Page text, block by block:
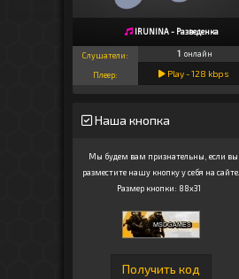
IRUNINA - Разведенка
Слушатели: 1 онлайн
Плеер: Play -128 kbps
Наша кнопка
Мы будем вам признательны, если вы
разместите нашу кнопку у себя на сайте.
Размер кнопки: 88x31